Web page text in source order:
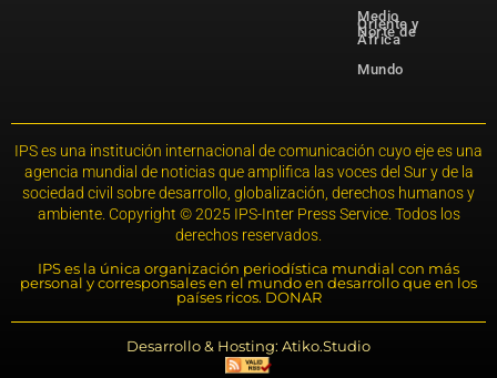
Medio
Oriente y
Norte de
África
Mundo
IPS es una institución internacional de comunicación cuyo eje es una
agencia mundial de noticias que amplifica las voces del Sur y de la
sociedad civil sobre desarrollo, globalización, derechos humanos y
ambiente. Copyright © 2025 IPS-Inter Press Service. Todos los
derechos reservados.
IPS es la única organización periodística mundial con más
personal y corresponsales en el mundo en desarrollo que en los
países ricos. DONAR
Desarrollo & Hosting: Atiko.Studio